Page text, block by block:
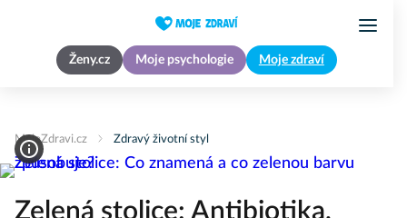
Ženy.cz Moje psychologie Moje zdraví
MojeZdravi.cz Zdravý životní styl
Zelená stolice: Antibiotika,